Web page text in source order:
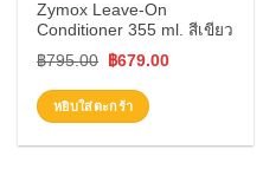
Zymox Leave-On
Conditioner 355 ml. สีเขียว
฿795.00 Original
price
was:
฿679.00Current
หยิบใส่ตะกร้า